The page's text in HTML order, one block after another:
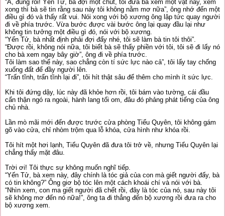
“A, đúng rồi! Yến Tử, bà đợi một chút, tôi đưa bà xem một vật này, xem
xong thì bà sẽ tin rằng sau này tôi không nằm mơ nữa”, ông nhớ đến một
điều gì đó và thấy rất vui. Nói xong với bộ xương ông lập tức quay người
đi về phía trước. Vừa bước được vài bước ông lại quay đầu lại như
không tin tưởng một điều gì đó, nói với bộ xương.
“Yến Tử, bà nhất định phải đợi đấy nhé, tôi sẽ làm bà tin tôi thôi”.
“Được rồi, không nói nữa, tôi biết bà sẽ thấy phiền với tôi, tôi sẽ đi lấy nó
cho bà xem ngay bây giờ”, ông đi về phía trước.
Tôi làm sao thế này, sao chẳng còn tí sức lực nào cả”, tôi lấy tay chống
xuống đất để đầy người lên.
“Trấn tĩnh, trấn tĩnh lại đi”, tôi hít thật sâu để thêm cho mình ít sức lực.
Khi tôi đứng dậy, lúc này đã khỏe hơn rồi, tôi bám vào tường, cái đầu
cẩn thận ngó ra ngoài, hành lang tối om, đâu đó phảng phát tiếng của ông
chủ nhà.
Lần mò mãi mới đến được trước cửa phòng Tiểu Quyên, tôi không gám
gõ vào cửa, chỉ nhòm trộm qua lỗ khóa, cửa hình như khóa rồi.
Tôi hít một hơi lạnh, Tiểu Quyên đã đưa tôi trở về, nhưng Tiểu Quyên lại
chẳng thấy mặt đâu.
Trời ơi! Tôi thực sự không muốn nghĩ tiếp.
“Yến Tử, bà xem này, đây chính là tóc giả của con mà giết người đấy, bà
có tin không?” Ông giơ bộ tóc lên một cách khoái chí và nói với bà.
“Nhìn xem, con ma giết người đã chết rồi, đây là tóc của nó, sau này tôi
sẽ không mơ đến nó nữa!”, ông ta đi thẳng đến bộ xương rồi đưa ra cho
bộ xương xem.